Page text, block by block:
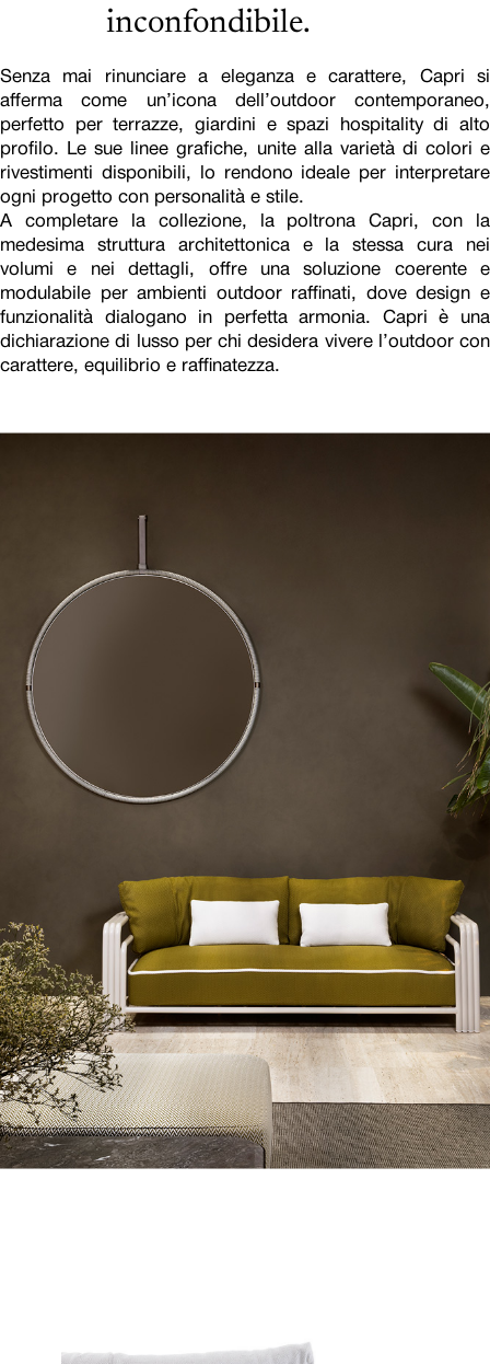
inconfondibile.
Senza mai rinunciare a eleganza e carattere, Capri si
afferma come un’icona dell’outdoor contemporaneo,
perfetto per terrazze, giardini e spazi hospitality di alto
profilo. Le sue linee grafiche, unite alla varietà di colori e
rivestimenti disponibili, lo rendono ideale per interpretare
ogni progetto con personalità e stile.
A completare la collezione, la poltrona Capri, con la
medesima struttura architettonica e la stessa cura nei
volumi e nei dettagli, offre una soluzione coerente e
modulabile per ambienti outdoor raffinati, dove design e
funzionalità dialogano in perfetta armonia. Capri è una
dichiarazione di lusso per chi desidera vivere l’outdoor con
carattere, equilibrio e raffinatezza.